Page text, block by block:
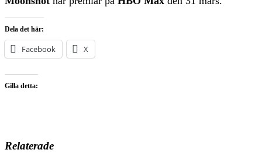
Dela det här:
Facebook X
Gilla detta:
Relaterade